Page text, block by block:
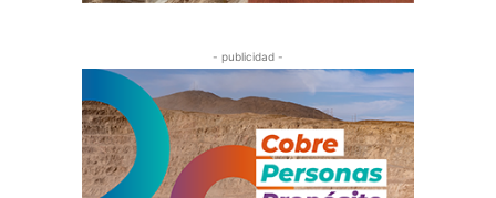
- publicidad -